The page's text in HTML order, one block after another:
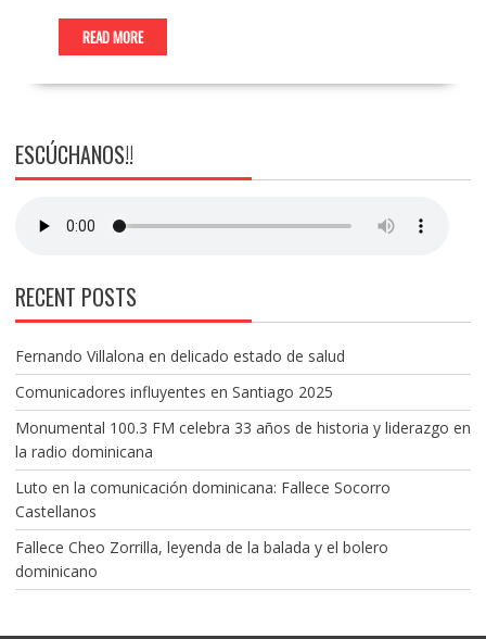
READ MORE
ESCÚCHANOS!!
RECENT POSTS
Fernando Villalona en delicado estado de salud
Comunicadores influyentes en Santiago 2025
Monumental 100.3 FM celebra 33 años de historia y liderazgo en
la radio dominicana
Luto en la comunicación dominicana: Fallece Socorro
Castellanos
Fallece Cheo Zorrilla, leyenda de la balada y el bolero
dominicano